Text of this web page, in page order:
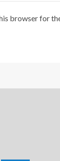
browser for